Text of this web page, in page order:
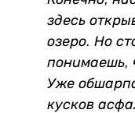
здесь
озеро. Но
понимаешь,
Уже
кусков